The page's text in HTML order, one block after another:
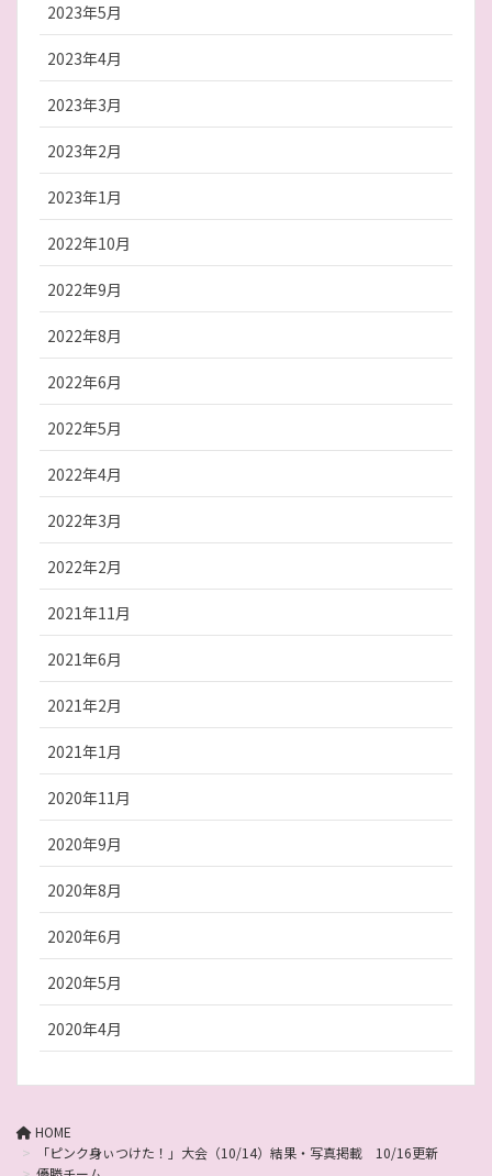
2023年5月
2023年4月
2023年3月
2023年2月
2023年1月
2022年10月
2022年9月
2022年8月
2022年6月
2022年5月
2022年4月
2022年3月
2022年2月
2021年11月
2021年6月
2021年2月
2021年1月
2020年11月
2020年9月
2020年8月
2020年6月
2020年5月
2020年4月
HOME
「ピンク身ぃつけた！」大会（10/14）結果・写真掲載 10/16更新